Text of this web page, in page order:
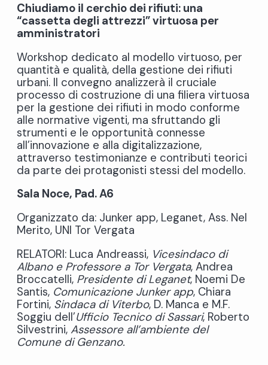
Chiudiamo il cerchio dei rifiuti: una
“cassetta degli attrezzi” virtuosa per
amministratori
Workshop dedicato al modello virtuoso, per
quantità e qualità, della gestione dei rifiuti
urbani. Il convegno analizzerà il cruciale
processo di costruzione di una filiera virtuosa
per la gestione dei rifiuti in modo conforme
alle normative vigenti, ma sfruttando gli
strumenti e le opportunità connesse
all’innovazione e alla digitalizzazione,
attraverso testimonianze e contributi teorici
da parte dei protagonisti stessi del modello.
Sala Noce, Pad. A6
Organizzato da: Junker app, Leganet, Ass. Nel
Merito, UNI Tor Vergata
RELATORI: Luca Andreassi, Vicesindaco di
Albano e Professore a Tor Vergata, Andrea
Broccatelli, Presidente di Leganet, Noemi De
Santis, Comunicazione Junker app, Chiara
Fortini, Sindaca di Viterbo, D. Manca e M.F.
Soggiu dell’Ufficio Tecnico di Sassari, Roberto
Silvestrini, Assessore all’ambiente del
Comune di Genzano.